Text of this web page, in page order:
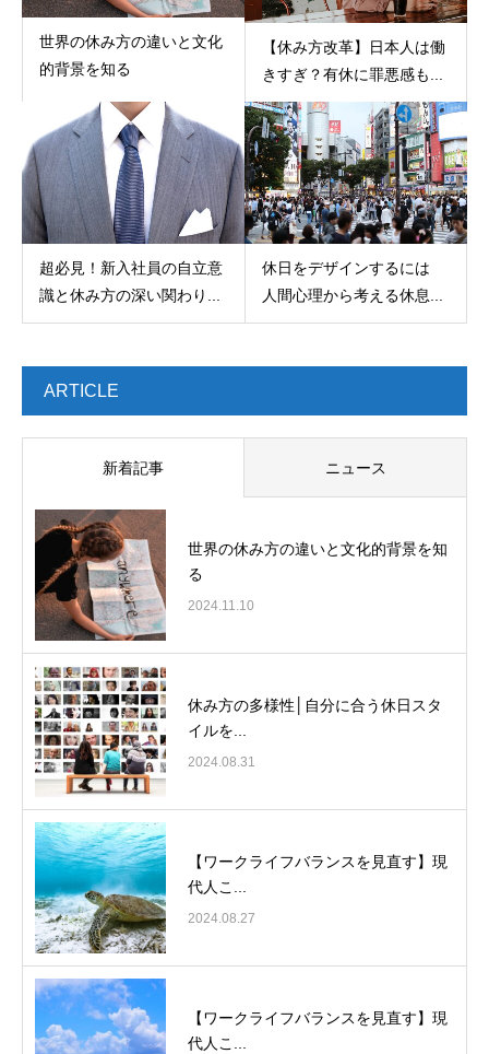
世界の休み方の違いと文化
的背景を知る
【休み方改革】日本人は働
きすぎ？有休に罪悪感も...
超必見！新入社員の自立意
識と休み方の深い関わり...
休日をデザインするには
人間心理から考える休息...
ARTICLE
新着記事 ニュース
世界の休み方の違いと文化的背景を知
る
2024.11.10
休み方の多様性│自分に合う休日スタ
イルを...
2024.08.31
【ワークライフバランスを見直す】現
代人こ...
2024.08.27
【ワークライフバランスを見直す】現
代人こ...